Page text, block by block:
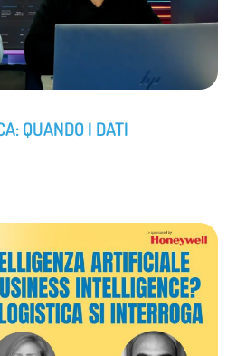
QUANDO I DATI